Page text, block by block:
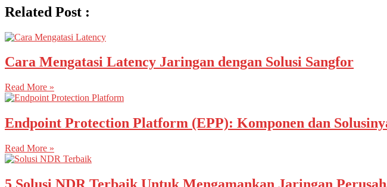
Related Post :
Cara Mengatasi Latency Jaringan dengan Solusi Sangfor
Read More »
Endpoint Protection Platform (EPP): Komponen dan
Read More »